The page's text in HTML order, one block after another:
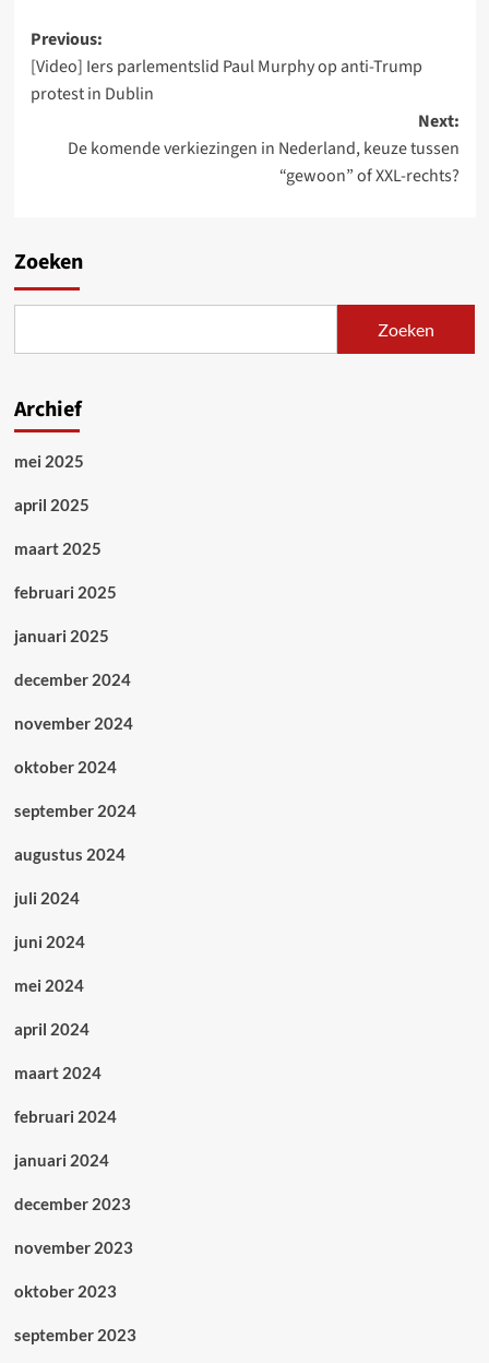
Post
navigation
Previous:
[Video] Iers parlementslid Paul Murphy op anti-Trump
protest in Dublin
Next:
De komende verkiezingen in Nederland, keuze tussen
“gewoon” of XXL-rechts?
Zoeken
Zoeken
Archief
mei 2025
april 2025
maart 2025
februari 2025
januari 2025
december 2024
november 2024
oktober 2024
september 2024
augustus 2024
juli 2024
juni 2024
mei 2024
april 2024
maart 2024
februari 2024
januari 2024
december 2023
november 2023
oktober 2023
september 2023